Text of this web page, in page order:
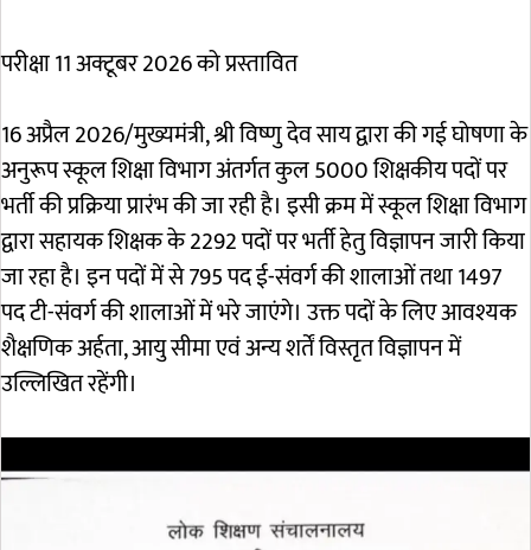
परीक्षा 11 अक्टूबर 2026 को प्रस्तावित
16 अप्रैल 2026/मुख्यमंत्री, श्री विष्णु देव साय द्वारा की गई घोषणा के
अनुरूप स्कूल शिक्षा विभाग अंतर्गत कुल 5000 शिक्षकीय पदों पर
भर्ती की प्रक्रिया प्रारंभ की जा रही है। इसी क्रम में स्कूल शिक्षा विभाग
द्वारा सहायक शिक्षक के 2292 पदों पर भर्ती हेतु विज्ञापन जारी किया
जा रहा है। इन पदों में से 795 पद ई-संवर्ग की शालाओं तथा 1497
पद टी-संवर्ग की शालाओं में भरे जाएंगे। उक्त पदों के लिए आवश्यक
शैक्षणिक अर्हता, आयु सीमा एवं अन्य शर्तें विस्तृत विज्ञापन में
उल्लिखित रहेंगी।